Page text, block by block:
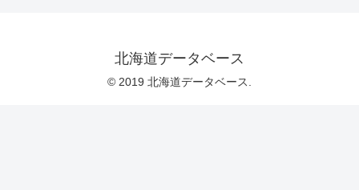
北海道データベース
© 2019 北海道データベース.